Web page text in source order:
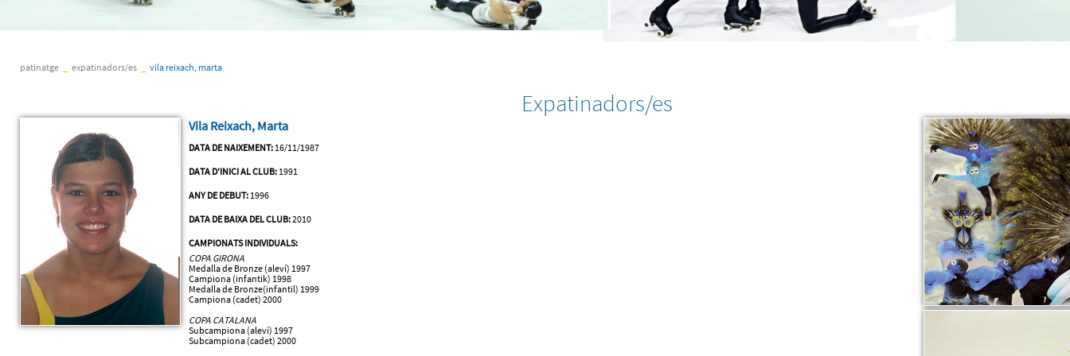
patinatge expatinadors/es vila reixach, marta
Expatinadors/es
Vila Reixach, Marta
DATA DE NAIXEMENT: 16/11/1987
DATA D'INICI AL CLUB: 1991
ANY DE DEBUT: 1996
DATA DE BAIXA DEL CLUB:2010
CAMPIONATS INDIVIDUALS:
COPA GIRONA
Medalla de Bronze (aleví) 1997
Campiona (infantik) 1998
Medalla de Bronze(infantil) 1999
Campiona (cadet) 2000
COPA CATALANA
Subcampiona (aleví) 1997
Subcampiona (cadet) 2000